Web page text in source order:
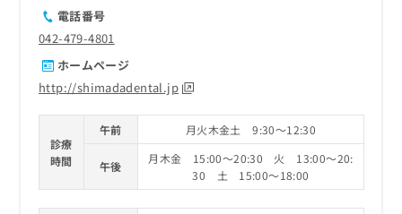
電話番号
042-479-4801
ホームページ
http://shimadadental.jp
診療
時間
午前 月火木金土 9:30～12:30
午後
月木金 15:00～20:30 火 13:00～20:
30 土 15:00～18:00